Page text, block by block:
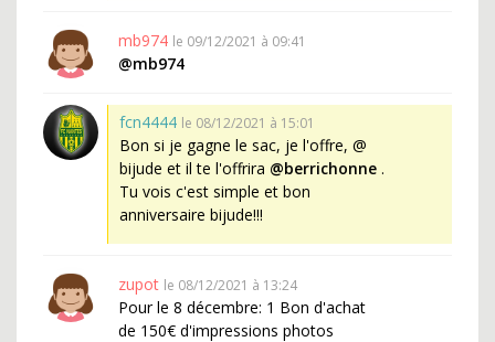
mb974 le 09/12/2021 à 09:41
@mb974
fcn4444 le 08/12/2021 à 15:01
Bon si je gagne le sac, je l'offre, @
bijude et il te l'offrira @berrichonne .
Tu vois c'est simple et bon
anniversaire bijude!!!
zupot le 08/12/2021 à 13:24
Pour le 8 décembre: 1 Bon d'achat
de 150€ d'impressions photos